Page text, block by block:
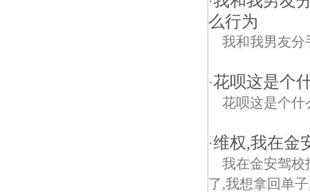
么行为
我和我男友分
·花呗这是个
花呗这是个什
·维权,我在金
我在金安驾校
了,我想拿回单